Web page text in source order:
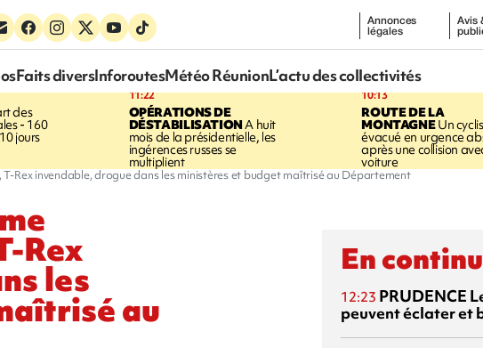
Annonces
légales
Avis
Faits diversInforoutesMétéo RéunionL’actu des collectivités
des
- 160
jours
11:22
OPÉRATIONS DE
DÉSTABILISATIONA huit
mois de la présidentielle, les
ingérences russes se
multiplient
10:13
ROUTE DE LA
MONTAGNEUn
évacué en urgence
après une collision
voiture
Rex invendable, drogue dans les ministères et budget maîtrisé au Département
Rex
les
au
En continu
12:23 PRUDENCE
peuvent éclater et